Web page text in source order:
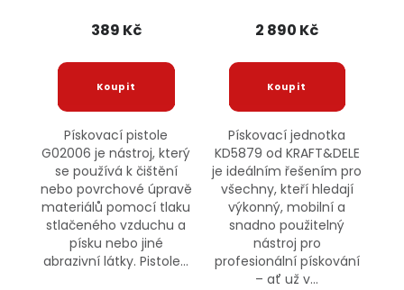
389 Kč
Pískovací pistole
G02006 je nástroj, který
se používá k čištění
nebo povrchové úpravě
materiálů pomocí tlaku
stlačeného vzduchu a
písku nebo jiné
abrazivní látky. Pistole...
2 890 Kč
Pískovací jednotka
KD5879 od KRAFT&DELE
je ideálním řešením pro
všechny, kteří hledají
výkonný, mobilní a
snadno použitelný
nástroj pro
profesionální pískování
– ať už v...